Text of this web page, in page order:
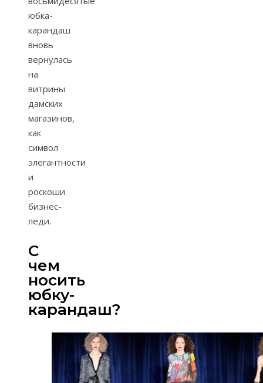
юбка-
карандаш
вновь
вернулась
на
витрины
дамских
магазинов,
как
символ
элегантности
и
роскоши
бизнес-
леди.
С
чем
носить
юбку-
карандаш?